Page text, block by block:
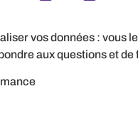
vos données : vous
aux questions et